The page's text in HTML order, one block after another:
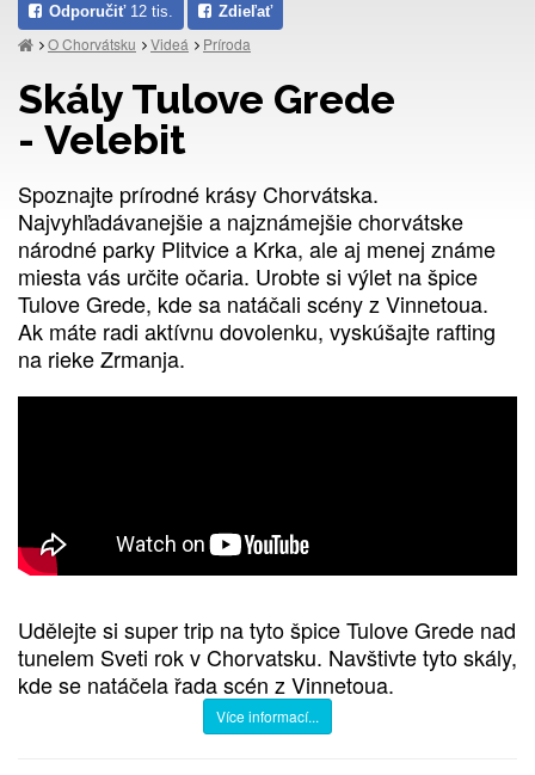
Odporučiť12 tis. Zdieľať
O Chorvátsku Videá Príroda
Skály Tulove Grede
- Velebit
Spoznajte prírodné krásy Chorvátska.
Najvyhľadávanejšie a najznámejšie chorvátske
národné parky Plitvice a Krka, ale aj menej známe
miesta vás určite očaria. Urobte si výlet na špice
Tulove Grede, kde sa natáčali scény z Vinnetoua.
Ak máte radi aktívnu dovolenku, vyskúšajte rafting
na rieke Zrmanja.
Udělejte si super trip na tyto špice Tulove Grede nad
tunelem Sveti rok v Chorvatsku. Navštivte tyto skály,
kde se natáčela řada scén z Vinnetoua.
Více informací...